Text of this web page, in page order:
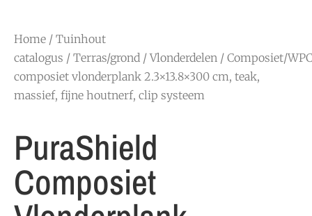
Home / Tuinhout
catalogus / Terras/grond /Vlonderdelen / Composiet/WPC
composiet vlonderplank 2.3×13.8×300 cm, teak,
massief, fijne houtnerf, clip systeem
PuraShield
Composiet